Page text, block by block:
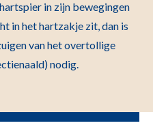
in zijn bewegingen
in het hartzakje zit, dan is
van het overtollige
nodig.